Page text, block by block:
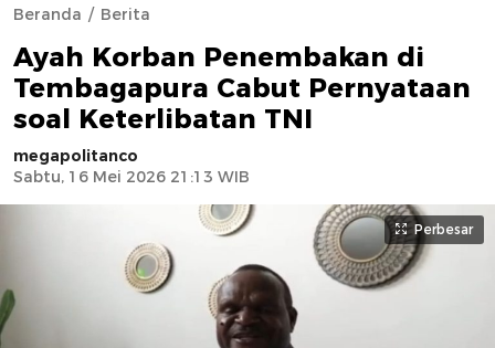
Beranda Berita
Ayah Korban Penembakan di
Tembagapura Cabut Pernyataan
soal Keterlibatan TNI
megapolitanco
Sabtu, 16 Mei 2026 21:13 WIB
Perbesar